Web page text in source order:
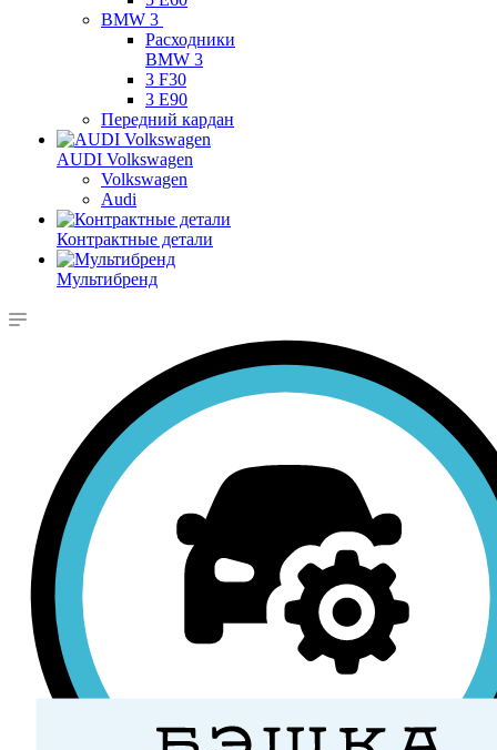
BMW 3
Расходники
BMW 3
3 F30
3 E90
Передний кардан
AUDI Volkswagen
Volkswagen
Audi
Контрактные детали
Мультибренд